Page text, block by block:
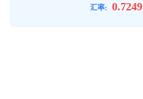
汇率: 0.7249